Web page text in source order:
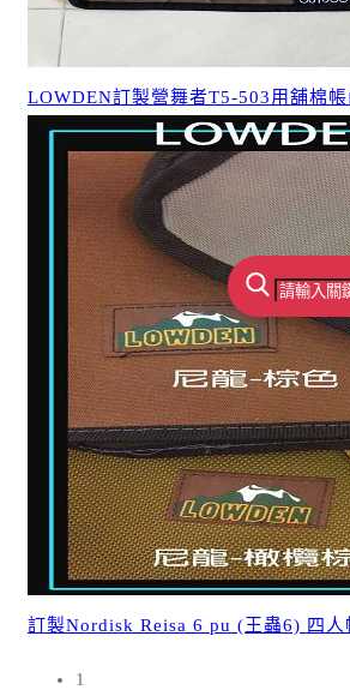
LOWDEN訂製營舞者T5-503用舖棉帳
訂製Nordisk Reisa 6 pu (王蟲6) 四人
1